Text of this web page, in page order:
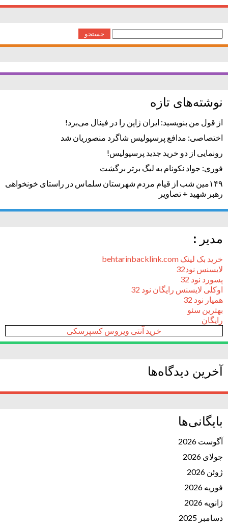
جستجو
برای:
نوشته‌های تازه
از قول من بنویسید: ایران ژاپن را در فینال می‌برد!
اختصاصی: مدافع پرسپولیس شاگرد منصوریان شد
رونمایی از دو خرید جدید پرسپولیس!
فوری: جواد نکونام به لیگ برتر برگشت
۱۴۹مین شب از قیام مردم شهرستان سلماس در راستای خونخواهی
رهبر شهید + تصاویر
مدیر :
خرید بک لینک behtarinbacklink.com
لایسنس نود32
پسورد نود 32
اوکلی لایسنس رایگان نود 32
همیار نود 32
بهترین سئو
رایگان
خرید آنتی ویروس کسپرسکی
آخرین دیدگاه‌ها
بایگانی‌ها
آگوست 2026
جولای 2026
ژوئن 2026
فوریه 2026
ژانویه 2026
دسامبر 2025